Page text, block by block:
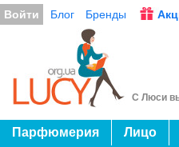
Войти Блог Бренды
С Люси
Парфюмерия Лицо